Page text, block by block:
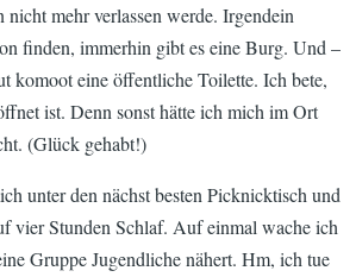
mehr verlassen werde. Irgendein
finden, immerhin gibt es eine Burg. Und –
komoot eine öffentliche Toilette. Ich bete,
ist. Denn sonst hätte ich mich im Ort
(Glück gehabt!)
unter den nächst besten Picknicktisch und
vier Stunden Schlaf. Auf einmal wache ich
Gruppe Jugendliche nähert. Hm, ich tue